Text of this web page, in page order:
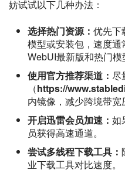
妨试试以下几种办法：
选择热门资源： 优先下
模型或安装包，速度
WebUI最新版和热门模
使用官方推荐渠道： 尽
（https://
内镜像，减少跨境带宽
开启迅雷会员加速： 如
员获得高速通道。
尝试多线程下载工具：
业下载工具对比速度。